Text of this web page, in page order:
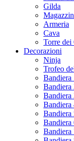
Gilda
Armeria
Cava
Torre dei
Decorazioni
Ninja
Trofeo
Bandiera
Bandiera
Bandiera
Bandiera
Bandiera
Bandiera
Bandiera